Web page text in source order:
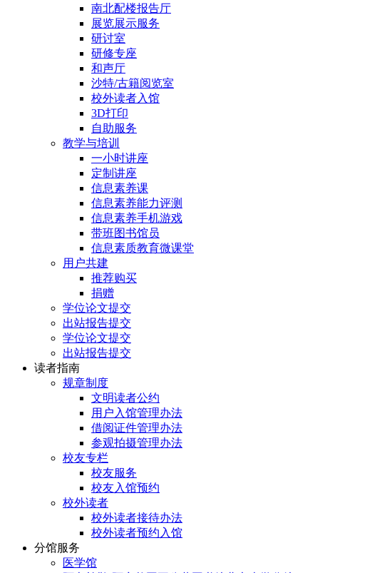
南北配楼报告厅
展览展示服务
研讨室
研修专座
和声厅
沙特/古籍阅览室
校外读者入馆
3D打印
自助服务
教学与培训
一小时讲座
定制讲座
信息素养课
信息素养能力评测
信息素养手机游戏
带班图书馆员
信息素质教育微课堂
用户共建
推荐购买
捐赠
学位论文提交
出站报告提交
学位论文提交
出站报告提交
读者指南
规章制度
文明读者公约
用户入馆管理办法
借阅证件管理办法
参观拍摄管理办法
校友专栏
校友服务
校友入馆预约
校外读者
校外读者接待办法
校外读者预约入馆
分馆服务
医学馆